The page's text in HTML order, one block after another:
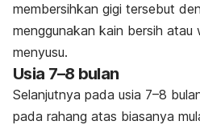
membersihkan gigi tersebut
menggunakan kain bersih atau
menyusu.
Usia 7–8 bulan
Selanjutnya pada usia 7–8
pada rahang atas biasanya